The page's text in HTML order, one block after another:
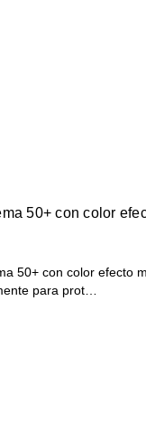
50+ con color
50+ con color efecto
para prot…